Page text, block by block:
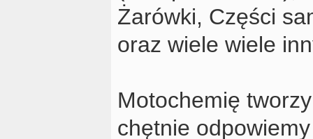
Żarówki, Części
oraz wiele wiele
Motochemię
chętnie